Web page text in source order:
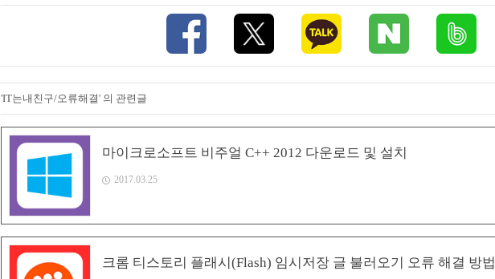
'IT는내친구/오류해결' 의 관련글
마이크로소프트 비주얼 C++ 2012 다운로드 및 설치
2017.03.25
크롬 티스토리 플래시(Flash) 임시저장 글 불러오기 오류 해결 방법